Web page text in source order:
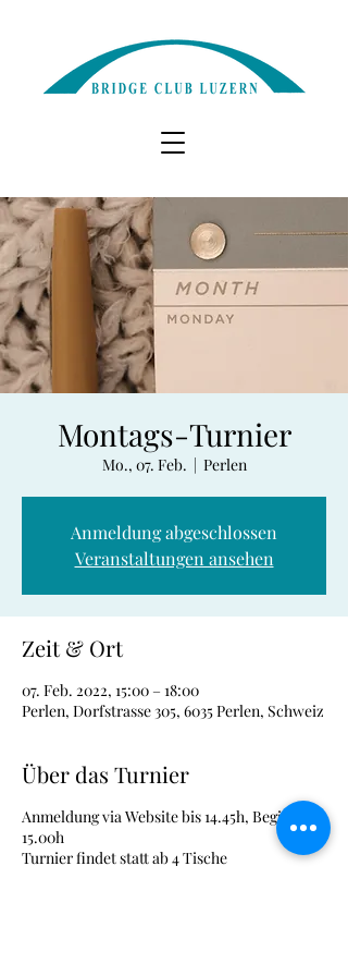
Montags-Turnier
Mo., 07. Feb.
  |
Perlen
Anmeldung abgeschlossen
Veranstaltungen ansehen
Zeit & Ort
07. Feb. 2022, 15:00 – 18:00
Perlen, Dorfstrasse 305, 6035 Perlen, Schweiz
Über das Turnier
Anmeldung via Website bis 14.45h, Beginn
15.00h
Turnier findet statt ab 4 Tische